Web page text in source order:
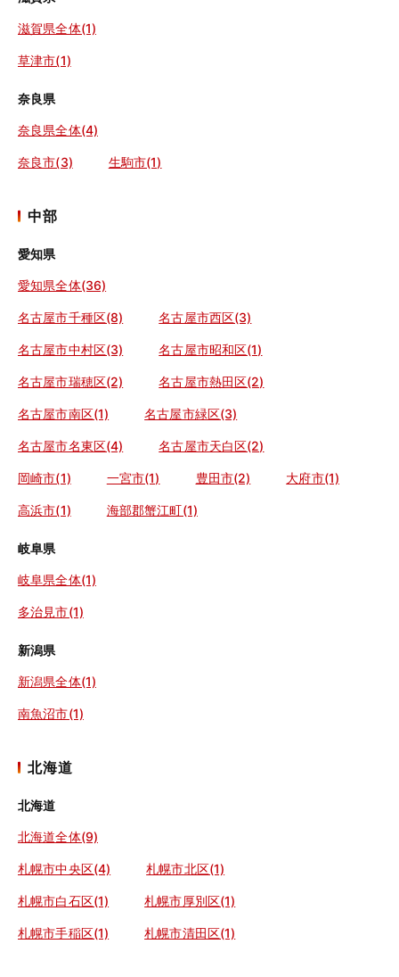
滋賀県全体(1)
草津市(1)
奈良県
奈良県全体(4)
奈良市(3) 生駒市(1)
中部
愛知県
愛知県全体(36)
名古屋市千種区(8) 名古屋市西区(3)
名古屋市中村区(3) 名古屋市昭和区(1)
名古屋市瑞穂区(2) 名古屋市熱田区(2)
名古屋市南区(1) 名古屋市緑区(3)
名古屋市名東区(4) 名古屋市天白区(2)
岡崎市(1) 一宮市(1) 豊田市(2) 大府市(1)
高浜市(1) 海部郡蟹江町(1)
岐阜県
岐阜県全体(1)
多治見市(1)
新潟県
新潟県全体(1)
南魚沼市(1)
北海道
北海道
北海道全体(9)
札幌市中央区(4) 札幌市北区(1)
札幌市白石区(1) 札幌市厚別区(1)
札幌市手稲区(1) 札幌市清田区(1)